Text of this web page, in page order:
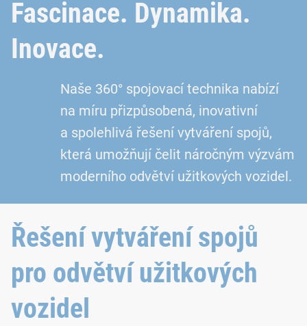
Fascinace. Dynamika.
Inovace.
Naše 360° spojovací technika nabízí
na míru přizpůsobená, inovativní
a spolehlivá řešení vytváření spojů,
která umožňují čelit náročným výzvám
moderního odvětví užitkových vozidel.
Řešení vytváření spojů
pro odvětví užitkových
vozidel